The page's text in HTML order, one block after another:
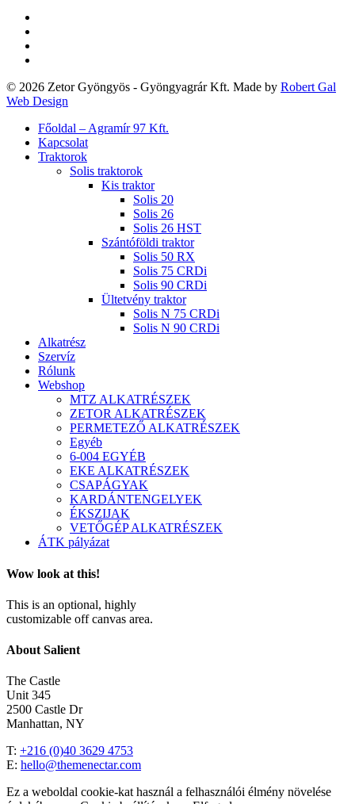
© 2026 Zetor Gyöngyös - Gyöngyagrár Kft. Made by Robert Gal
Web Design
Close
Menu
Főoldal – Agramír 97 Kft.
Kapcsolat
Traktorok
Solis traktorok
Kis traktor
Solis 20
Solis 26
Solis 26 HST
Szántóföldi traktor
Solis 50 RX
Solis 75 CRDi
Solis 90 CRDi
Ültetvény traktor
Solis N 75 CRDi
Solis N 90 CRDi
Alkatrész
Szervíz
Rólunk
Webshop
MTZ ALKATRÉSZEK
ZETOR ALKATRÉSZEK
PERMETEZŐ ALKATRÉSZEK
Egyéb
6-004 EGYÉB
EKE ALKATRÉSZEK
CSAPÁGYAK
KARDÁNTENGELYEK
ÉKSZIJAK
VETŐGÉP ALKATRÉSZEK
ÁTK pályázat
Wow look at this!
This is an optional, highly
customizable off canvas area.
About Salient
The Castle
Unit 345
2500 Castle Dr
Manhattan, NY
T: +216 (0)40 3629 4753
E: hello@themenectar.com
Ez a weboldal cookie-kat használ a felhasználói élmény növelése